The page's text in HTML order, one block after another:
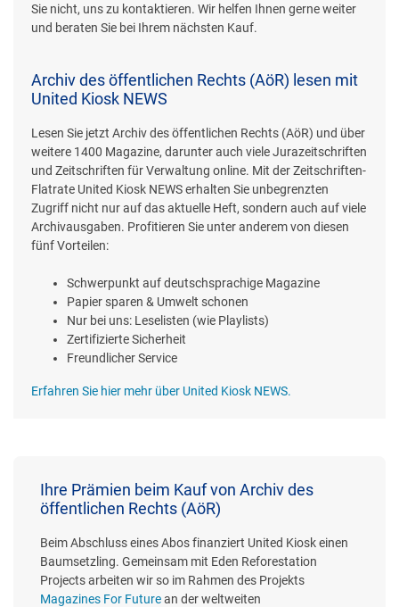
Sie nicht, uns zu kontaktieren. Wir helfen Ihnen gerne weiter
und beraten Sie bei Ihrem nächsten Kauf.
Archiv des öffentlichen Rechts (AöR) lesen mit
United Kiosk NEWS
Lesen Sie jetzt Archiv des öffentlichen Rechts (AöR) und über
weitere 1400 Magazine, darunter auch viele Jurazeitschriften
und Zeitschriften für Verwaltung online. Mit der Zeitschriften-
Flatrate United Kiosk NEWS erhalten Sie unbegrenzten
Zugriff nicht nur auf das aktuelle Heft, sondern auch auf viele
Archivausgaben. Profitieren Sie unter anderem von diesen
fünf Vorteilen:
Schwerpunkt auf deutschsprachige Magazine
Papier sparen & Umwelt schonen
Nur bei uns: Leselisten (wie Playlists)
Zertifizierte Sicherheit
Freundlicher Service
Erfahren Sie hier mehr über United Kiosk NEWS.
Ihre Prämien beim Kauf von Archiv des
öffentlichen Rechts (AöR)
Beim Abschluss eines Abos finanziert United Kiosk einen
Baumsetzling. Gemeinsam mit Eden Reforestation
Projects arbeiten wir so im Rahmen des Projekts
Magazines For Futurean der weltweiten